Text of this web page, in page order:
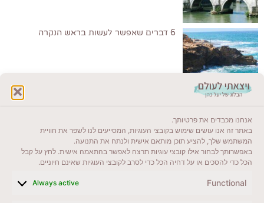
אנחנו מכבדים את פרטיותך.
באתר זה אנו עושים שימוש בקובצי העוגיות, המסייעים לנו לשפר את חוויית
המשתמש שלך, להציע תוכן מותאם אישית ולנתח את התנועה.
באפשרותך לבחור אילו קובצי עוגיות תרצה לאפשר בהתאמה אישית. לחץ על קבל
הכל כדי להסכים או על דחיה הכל כדי לסרב לקובצי העוגיות שאינם חיוניים.
Functional
Always active
6 דברים שאפשר לעשות בראש הנקרה
ייעדים מומלצים
מדריכים ועזרים